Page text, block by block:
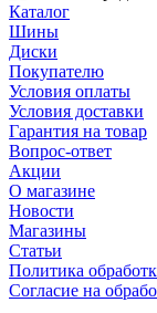
Каталог
Шины
Диски
Покупателю
Условия оплаты
Условия доставки
Гарантия на товар
Вопрос-ответ
Акции
О магазине
Новости
Магазины
Статьи
Политика
Согласие на